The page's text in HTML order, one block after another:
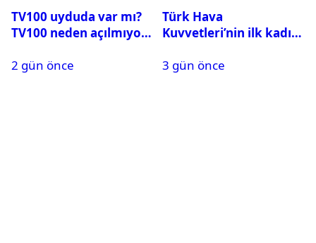
TV100 uyduda var mı?
TV100 neden açılmıyor?
2 gün önce
Türk Hava
Kuvvetleri’nin ilk kadın
Karapınar hakkında
3 gün önce